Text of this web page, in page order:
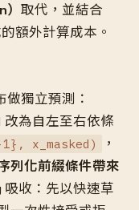
取代，並結合
額外計算成本。
做獨立預測：
改為自左至右依條
x_masked)
，
列化前綴條件帶來
吸收：先以快速草